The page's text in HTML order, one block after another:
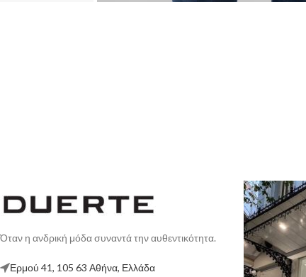
Όταν η ανδρική μόδα συναντά την αυθεντικότητα.
Ερμού 41, 105 63 Αθήνα, Ελλάδα